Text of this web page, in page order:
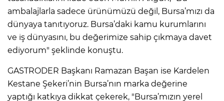
ambalajlarla sadece ürünümüzü değil, Bursa’mızı da
dünyaya tanıtıyoruz. Bursa’daki kamu kurumlarını
ve iş dünyasını, bu değerimize sahip çıkmaya davet
ediyorum" şeklinde konuştu.
GASTRODER Başkanı Ramazan Başan ise Kardelen
Kestane Şekeri’nin Bursa’nın marka değerine
yaptığı katkıya dikkat çekerek, "Bursa’mızın yerel